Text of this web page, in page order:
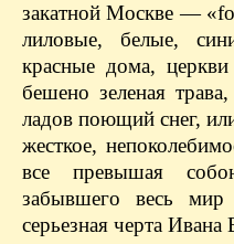
закатной Москве —
лиловые, белые,
красные дома,
бешено зеленая
ладов поющий снег,
жесткое,
все превышая
забывшего весь мир
серьезная черта